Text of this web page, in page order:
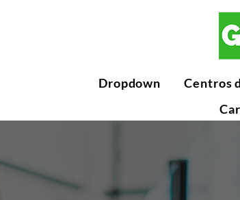
Dropdown Centros